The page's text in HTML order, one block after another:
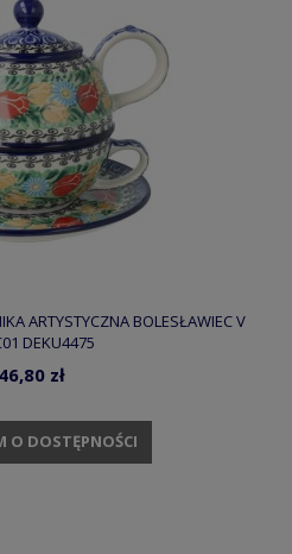
ARTYSTYCZNA BOLESŁAWIEC V
DEKU4475
zł
O DOSTĘPNOŚCI